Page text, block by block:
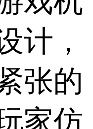
计，
张的
家仿